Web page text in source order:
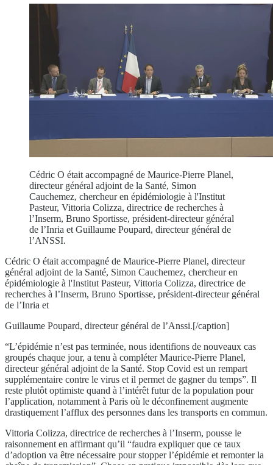
Cédric O était accompagné de Maurice-Pierre Planel,
directeur général adjoint de la Santé, Simon
Cauchemez, chercheur en épidémiologie à l'Institut
Pasteur, Vittoria Colizza, directrice de recherches à
l’Inserm, Bruno Sportisse, président-directeur général
de l’Inria et Guillaume Poupard, directeur général de
l’ANSSI.
Cédric O était accompagné de Maurice-Pierre Planel, directeur
général adjoint de la Santé, Simon Cauchemez, chercheur en
épidémiologie à l'Institut Pasteur, Vittoria Colizza, directrice de
recherches à l’Inserm, Bruno Sportisse, président-directeur général
de l’Inria et
Guillaume Poupard, directeur général de l’Anssi.[/caption]
“L’épidémie n’est pas terminée, nous identifions de nouveaux cas
groupés chaque jour, a tenu à compléter Maurice-Pierre Planel,
directeur général adjoint de la Santé. Stop Covid est un rempart
supplémentaire contre le virus et il permet de gagner du temps”. Il
reste plutôt optimiste quand à l’intérêt futur de la population pour
l’application, notamment à Paris où le déconfinement augmente
drastiquement l’afflux des personnes dans les transports en commun.
Vittoria Colizza, directrice de recherches à l’Inserm, pousse le
raisonnement en affirmant qu’il “faudra expliquer que ce taux
d’adoption va être nécessaire pour stopper l’épidémie et remonter la